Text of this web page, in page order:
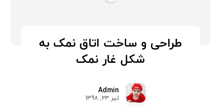
طراحی و ساخت اتاق نمک به
شکل غار نمک
Admin
تیر 23, 1398